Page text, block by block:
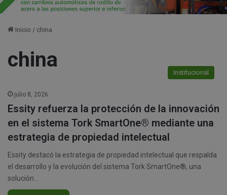
Inicio / china
china
Institucional
julio 8, 2026
Essity refuerza la protección de la innovación
en el sistema Tork SmartOne® mediante una
estrategia de propiedad intelectual
Essity destacó la estrategia de propiedad intelectual que respalda
el desarrollo y la evolución del sistema Tork SmartOne®, una
solución…